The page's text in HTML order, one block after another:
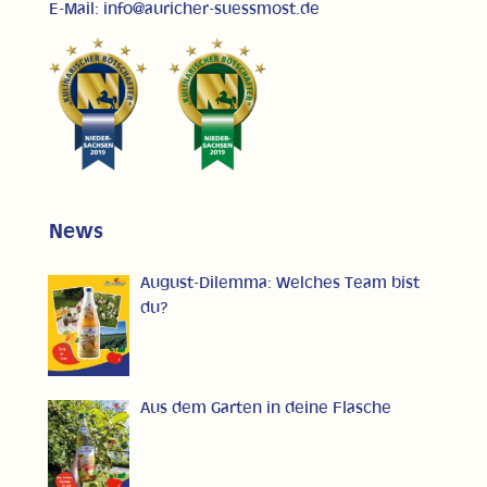
E-Mail: info@auricher-suessmost.de
News
August-Dilemma: Welches Team bist
du?
Aus dem Garten in deine Flasche